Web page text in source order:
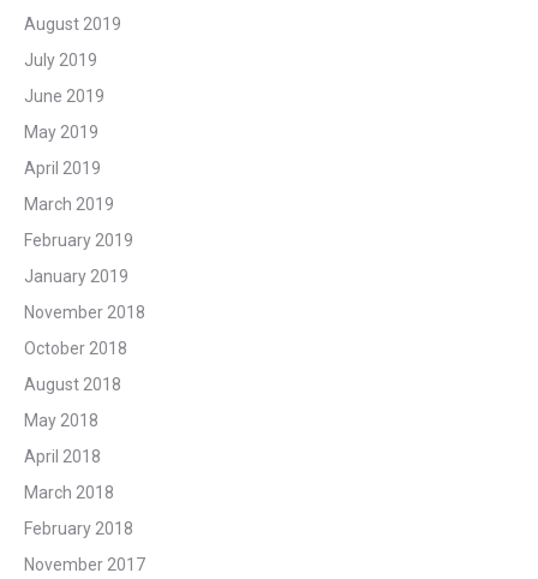
August 2019
July 2019
June 2019
May 2019
April 2019
March 2019
February 2019
January 2019
November 2018
October 2018
August 2018
May 2018
April 2018
March 2018
February 2018
November 2017